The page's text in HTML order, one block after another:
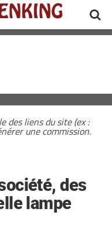
des liens du site (ex :
une commission.
des
lampe